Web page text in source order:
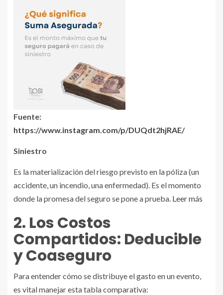
Fuente:
https://www.instagram.com/p/DUQdt2hjRAE/
Siniestro
Es la materialización del riesgo previsto en la póliza (un
accidente, un incendio, una enfermedad). Es el momento
donde la promesa del seguro se pone a prueba. Leer más
2. Los Costos
Compartidos: Deducible
y Coaseguro
Para entender cómo se distribuye el gasto en un evento,
es vital manejar esta tabla comparativa: